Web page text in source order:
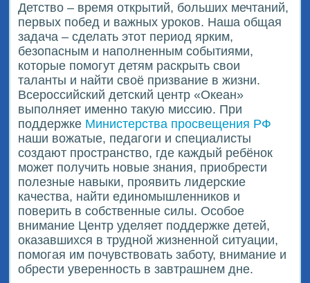
Детство – время открытий, больших мечтаний,
первых побед и важных уроков. Наша общая
задача – сделать этот период ярким,
безопасным и наполненным событиями,
которые помогут детям раскрыть свои
таланты и найти своё призвание в жизни.
Всероссийский детский центр «Океан»
выполняет именно такую миссию. При
поддержке Министерства просвещения РФ
наши вожатые, педагоги и специалисты
создают пространство, где каждый ребёнок
может получить новые знания, приобрести
полезные навыки, проявить лидерские
качества, найти единомышленников и
поверить в собственные силы. Особое
внимание Центр уделяет поддержке детей,
оказавшихся в трудной жизненной ситуации,
помогая им почувствовать заботу, внимание и
обрести уверенность в завтрашнем дне.